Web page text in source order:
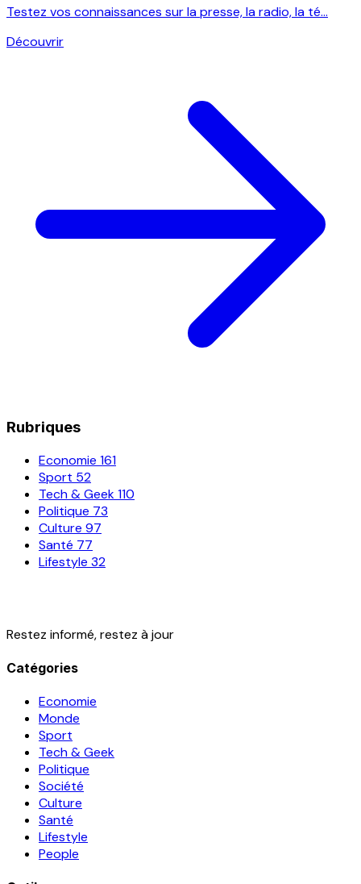
Testez vos connaissances sur la presse, la radio, la té...
Découvrir
Rubriques
Economie 161
Sport 52
Tech & Geek110
Politique 73
Culture 97
Santé 77
Lifestyle 32
Restez informé, restez à jour
Catégories
Economie
Monde
Sport
Tech & Geek
Politique
Société
Culture
Santé
Lifestyle
People